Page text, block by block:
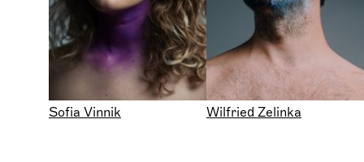
Sofia Vinnik Wilfried Zelinka